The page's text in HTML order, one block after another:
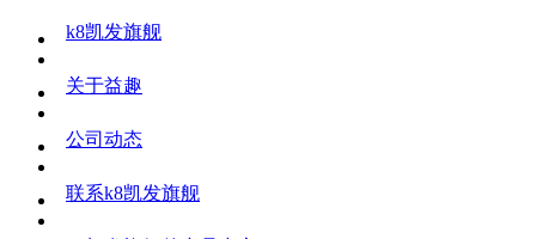
k8凯发旗舰
关于益趣
公司动态
联系k8凯发旗舰